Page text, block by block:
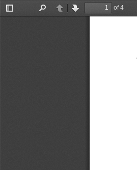
Toggle
PreviousNext
of 4